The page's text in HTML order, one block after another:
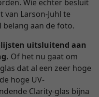
Wie echter besluit
Larson-Juhl te
belang aan de foto.
uitsluitend aan
Of het nu gaat om
dat al een zeer hoge
hoge UV-
Clarity-glas bijna